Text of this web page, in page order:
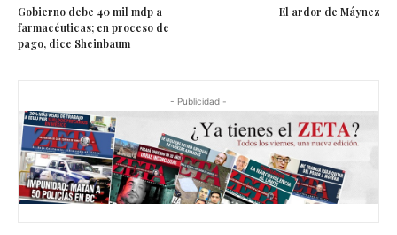
Gobierno debe 40 mil mdp a
farmacéuticas; en proceso de
pago, dice Sheinbaum
El ardor de Máynez
- Publicidad -